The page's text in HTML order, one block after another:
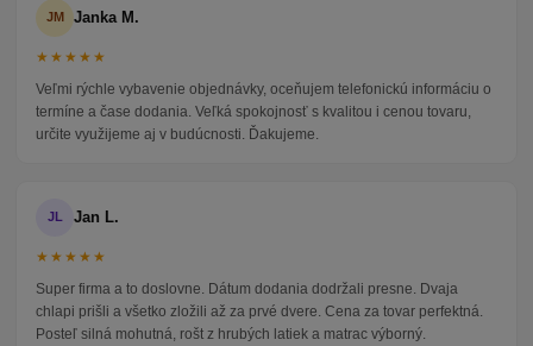
JM Janka M.
★★★★★
Veľmi rýchle vybavenie objednávky, oceňujem telefonickú informáciu o
termíne a čase dodania. Veľká spokojnosť s kvalitou i cenou tovaru,
určite využijeme aj v budúcnosti. Ďakujeme.
JL Jan L.
★★★★★
Super firma a to doslovne. Dátum dodania dodržali presne. Dvaja
chlapi prišli a všetko zložili až za prvé dvere. Cena za tovar perfektná.
Posteľ silná mohutná, rošt z hrubých latiek a matrac výborný.